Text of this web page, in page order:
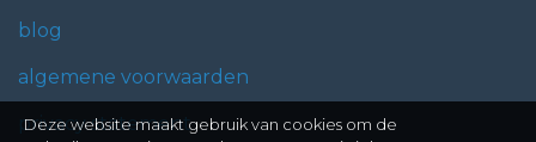
blog
algemene voorwaarden
privacy statement
Deze website maakt gebruik van cookies om de